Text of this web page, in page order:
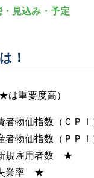
見込み・予定
！
★は重要度高）
物価指数（ＣＰＩ
物価指数（ＰＰＩ
規雇用者数 ★
業率 ★